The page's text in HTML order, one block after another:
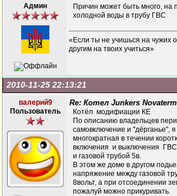
Админ
Причин может быть много, на
холодной воды в трубу ГВС
«Если ты не учишься на чужих
другим на твоих учиться»
2010-11-25 22:13:21
валерий9
Пользователь
Re: Котел Junkers
Котёл модифиации КЕ
По описанию владельцев
самовключение и "дёрганье",
многократная в течении
включения и выключения
и газовой трубой 5в.
В этом же доме в другом
напряжение между газовой
8вольт, а при отсоединении
пожалуй можно прикуривать.